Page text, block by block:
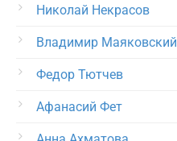
Николай Некрасов
Владимир Маяковский
Федор Тютчев
Афанасий Фет